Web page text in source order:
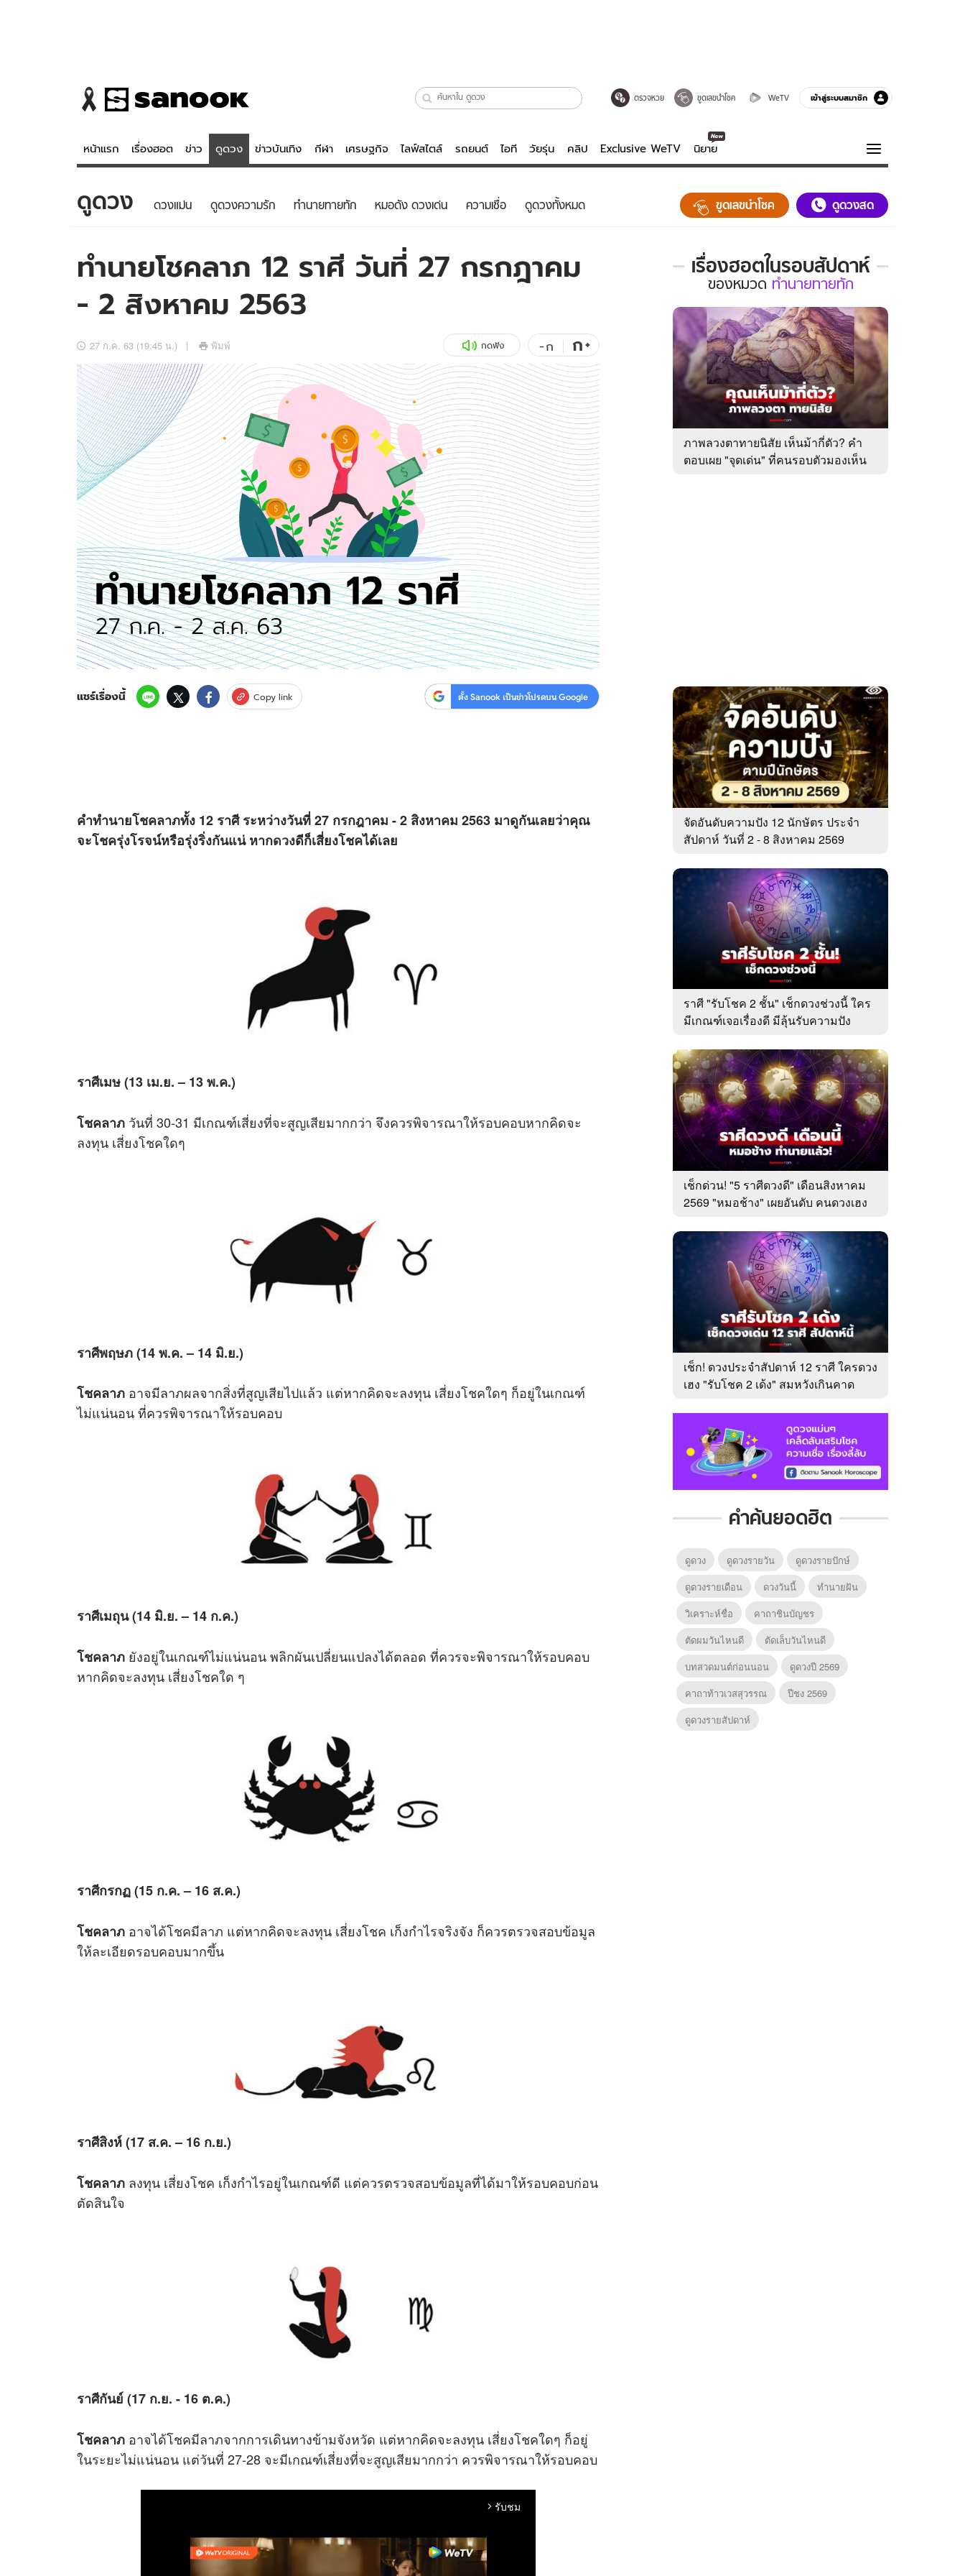
ตรวจหวย ขูดเลขนำโชค WeTV เข้าสู่ระบบสมาชิก
หน้าแรก เรื่องฮอต ข่าว ดูดวง ข่าวบันเทิง กีฬา เศรษฐกิจ ไลฟ์สไตล์ รถยนต์ ไอที วัยรุ่น คลิป Exclusive WeTV นิยาย
ข่าว
ข่าวบันเทิง
ข่าวกีฬา
ข่าวเศรษฐกิจ
อัปเดตจีน
เช็กข่าวชัวร์
ดูดวง - ตรวจหวย
สถิติหวยไทย
หวยลาว
ไลฟ์สไตล์
วัยรุ่น
สุขภาพ
เที่ยว-กิน
Tasteful Thailand
Sanook Choice
ดูทีวี
WeTV
Exclusive WeTV
นิยาย
ความรู้รอบตัว
ฮาวทู
ดาวน์โหลดสนุกแอปฟรี ติดตามสนุกโซเชียลได้ที่
สงวนลิขสิทธิ์ ©2569บริษัท อิมเมจ ฟิวเจอร์ (ประเทศไทย) จำกัด
ดูดวง ดวงแม่น ดูดวงความรัก ทํานายทายทัก หมอดัง ดวงเด่น ความเชื่อ ดูดวงทั้งหมด ขูดเลขนำโชค ดูดวงสด
ทำนายโชคลาภ 12 ราศี วันที่ 27 กรกฎาคม
- 2 สิงหาคม 2563
27 ก.ค. 63 (19:45 น.) พิมพ์ กดฟัง -ก ก+
แชร์เรื่องนี้ Copy link ตั้ง Sanook เป็นข่าวโปรดบน Google
คำทำนายโชคลาภทั้ง 12 ราศี ระหว่างวันที่ 27 กรกฎาคม - 2 สิงหาคม 2563 มาดูกันเลยว่าคุณ
จะโชครุ่งโรจน์หรือรุ่งริ่งกันแน่ หากดวงดีก็เสี่ยงโชคได้เลย
ราศีเมษ (13 เม.ย. – 13 พ.ค.)
โชคลาภ วันที่ 30-31 มีเกณฑ์เสี่ยงที่จะสูญเสียมากกว่า จึงควรพิจารณาให้รอบคอบหากคิดจะ
ลงทุน เสี่ยงโชคใดๆ
ราศีพฤษภ (14 พ.ค. – 14 มิ.ย.)
โชคลาภ อาจมีลาภผลจากสิ่งที่สูญเสียไปแล้ว แต่หากคิดจะลงทุน เสี่ยงโชคใดๆ ก็อยู่ในเกณฑ์
ไม่แน่นอน ที่ควรพิจารณาให้รอบคอบ
ราศีเมถุน (14 มิ.ย. – 14 ก.ค.)
โชคลาภ ยังอยู่ในเกณฑ์ไม่แน่นอน พลิกผันเปลี่ยนแปลงได้ตลอด ที่ควรจะพิจารณาให้รอบคอบ
หากคิดจะลงทุน เสี่ยงโชคใด ๆ
ราศีกรกฏ (15 ก.ค. – 16 ส.ค.)
โชคลาภ อาจได้โชคมีลาภ แต่หากคิดจะลงทุน เสี่ยงโชค เก็งกำไรจริงจัง ก็ควรตรวจสอบข้อมูล
ให้ละเอียดรอบคอบมากขึ้น
ราศีสิงห์ (17 ส.ค. – 16 ก.ย.)
โชคลาภ ลงทุน เสี่ยงโชค เก็งกำไรอยู่ในเกณฑ์ดี แต่ควรตรวจสอบข้อมูลที่ได้มาให้รอบคอบก่อน
ตัดสินใจ
ราศีกันย์ (17 ก.ย. - 16 ต.ค.)
โชคลาภ อาจได้โชคมีลาภจากการเดินทางข้ามจังหวัด แต่หากคิดจะลงทุน เสี่ยงโชคใดๆ ก็อยู่
ในระยะไม่แน่นอน แต่วันที่ 27-28 จะมีเกณฑ์เสี่ยงที่จะสูญเสียมากกว่า ควรพิจารณาให้รอบคอบ
arrow_forward_ios รับชม
เรื่องฮอตในรอบสัปดาห์
เรื่อง
ใน
รอบ
สัปดาห์
ของ
หมวด
ทำนาย
ทาย
ของหมวด ทำนายทายทัก
ภาพลวงตาทายนิสัย เห็นม้ากี่ตัว? คำ
ตอบเผย "จุดเด่น" ที่คนรอบตัวมองเห็น
จัดอันดับความปัง 12 นักษัตร ประจำ
สัปดาห์ วันที่ 2 - 8 สิงหาคม 2569
ราศี "รับโชค 2 ชั้น" เช็กดวงช่วงนี้ ใคร
มีเกณฑ์เจอเรื่องดี มีลุ้นรับความปัง
เช็กด่วน! "5 ราศีดวงดี" เดือนสิงหาคม
2569 "หมอช้าง" เผยอันดับ คนดวงเฮง
เช็ก! ดวงประจำสัปดาห์ 12 ราศี ใครดวง
เฮง "รับโชค 2 เด้ง" สมหวังเกินคาด
คำค้นยอดฮิต
ดูดวง ดูดวงรายวัน
ดูดวงรายปักษ์
ดูดวงรายเดือน
ดวงวันนี้
ทํานายฝัน
วิเคราะห์ชื่อ
คาถาชินบัญชร
ตัดผมวันไหนดี
ตัดเล็บวันไหนดี
บทสวดมนต์ก่อนนอน
ดูดวงปี 2569
คาถาท้าวเวสสุวรรณ
ปีชง 2569
ดูดวงรายสัปดาห์